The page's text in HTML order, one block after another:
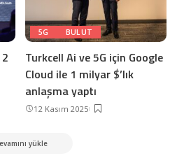
5G BULUT
Turkcell Ai ve 5G için Google
Cloud ile 1 milyar $’lık
anlaşma yaptı
12 Kasım 2025
yükle